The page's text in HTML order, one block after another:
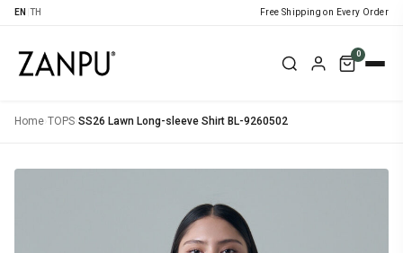
EN TH Free Shipping on Every Order
0
Home TOPS SS26 Lawn Long-sleeve Shirt BL-9260502